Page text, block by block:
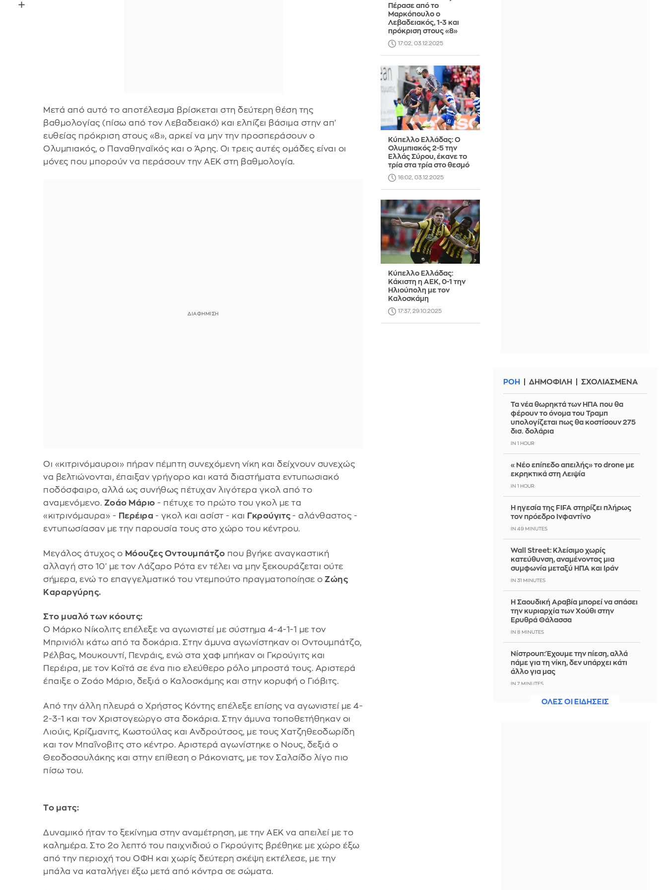
Μετά από αυτό το αποτέλεσμα βρίσκεται στη δεύτερη θέση της
βαθμολογίας (πίσω από τον Λεβαδειακό) και ελπίζει βάσιμα στην απ'
ευθείας πρόκριση στους «8», αρκεί να μην την προσπεράσουν ο
Ολυμπιακός, ο Παναθηναϊκός και ο Άρης. Οι τρεις αυτές ομάδες είναι οι
μόνες που μπορούν να περάσουν την ΑΕΚ στη βαθμολογία.
Οι «κιτρινόμαυροι» πήραν πέμπτη συνεχόμενη νίκη και δείχνουν συνεχώς
να βελτιώνονται, έπαιξαν γρήγορο και κατά διαστήματα εντυπωσιακό
ποδόσφαιρο, αλλά ως συνήθως πέτυχαν λιγότερα γκολ από το
αναμενόμενο. Ζοάο Μάριο - πέτυχε το πρώτο του γκολ με τα
«κιτρινόμαυρα» - Περέιρα - γκολ και ασίστ - και Γκρούγιτς- αλάνθαστος -
εντυπωσίασαν με την παρουσία τους στο χώρο του κέντρου.
Μεγάλος άτυχος ο Μόουζες Οντουμπάτζο που βγήκε αναγκαστική
αλλαγή στο 10' με τον Λάζαρο Ρότα εν τέλει να μην ξεκουράζεται ούτε
σήμερα, ενώ το επαγγελματικό του ντεμπούτο πραγματοποίησε ο Ζώης
Καραργύρης.
Στο μυαλό των κόουτς:
Ο Μάρκο Νίκολιτς επέλεξε να αγωνιστεί με σύστημα 4-4-1-1 με τον
Μπρινιόλι κάτω από τα δοκάρια. Στην άμυνα αγωνίστηκαν οι Οντουμπάτζο,
Ρέλβας, Μουκουντί, Πενράις, ενώ στα χαφ μπήκαν οι Γκρούγιτς και
Περέιρα, με τον Κοϊτά σε ένα πιο ελεύθερο ρόλο μπροστά τους. Αριστερά
έπαιξε ο Ζοάο Μάριο, δεξιά ο Καλοσκάμης και στην κορυφή ο Γιόβιτς.
Από την άλλη πλευρά ο Χρήστος Κόντης επέλεξε επίσης να αγωνιστεί με 4-
2-3-1 και τον Χριστογεώργο στα δοκάρια. Στην άμυνα τοποθετήθηκαν οι
Λιούις, Κρίζμανιτς, Κωστούλας και Ανδρούτσος, με τους Χατζηθεοδωρίδη
και τον Μπαΐνοβιτς στο κέντρο. Αριστερά αγωνίστηκε ο Νους, δεξιά ο
Θεοδοσουλάκης και στην επίθεση ο Ράκονιατς, με τον Σαλσίδο λίγο πιο
πίσω του.
Το ματς:
Δυναμικό ήταν το ξεκίνημα στην αναμέτρηση, με την ΑΕΚ να απειλεί με το
καλημέρα. Στο 2ο λεπτό του παιχνιδιού ο Γκρούγιτς βρέθηκε με χώρο έξω
από την περιοχή του ΟΦΗ και χωρίς δεύτερη σκέψη εκτέλεσε, με την
μπάλα να καταλήγει έξω μετά από κόντρα σε σώματα.
Πέρασε από το
Μαρκόπουλο ο
Λεβαδειακός, 1-3 και
πρόκριση στους «8»
17:02, 03.12.2025
Κύπελλο Ελλάδας: Ο
Ολυμπιακός 2-5 την
Ελλάς Σύρου, έκανε το
τρία στα τρία στο θεσμό
16:02, 03.12.2025
Κύπελλο Ελλάδας:
Κάκιστη η ΑΕΚ, 0-1 την
Ηλιούπολη με τον
Καλοσκάμη
17:37, 29.10.2025
ΡΟΗ ΔΗΜΟΦΙΛΗ ΣΧΟΛΙΑΣΜΕΝΑ
Τα νέα θωρηκτά των ΗΠΑ που θα
φέρουν το όνομα του Τραμπ
υπολογίζεται πως θα κοστίσουν 275
δισ. δολάρια
IN 1 HOUR
«Νέο επίπεδο απειλής» το drone με
εκρηκτικά στη Λειψία
IN 1 HOUR
Η ηγεσία της FIFA στηρίζει πλήρως
τον πρόεδρο Ινφαντίνο
IN 49 MINUTES
Wall Street: Κλείσιμο χωρίς
κατεύθυνση, αναμένοντας μια
συμφωνία μεταξύ ΗΠΑ και Ιράν
IN 31 MINUTES
Η Σαουδική Αραβία μπορεί να σπάσει
την κυριαρχία των Χούθι στην
Ερυθρά Θάλασσα
IN 8 MINUTES
Νίστρουπ: Έχουμε την πίεση, αλλά
πάμε για τη νίκη, δεν υπάρχει κάτι
άλλο για μας
IN 7 MINUTES
Άννα Πρέλεβιτς: Το τρυφερό
ΟΛΕΣ ΟΙ ΕΙΔΗΣΕΙΣ